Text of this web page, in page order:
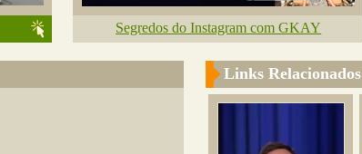
Segredos do Instagram com GKAY
Links Relacionados